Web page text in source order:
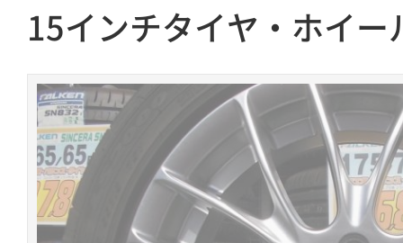
15インチタイヤ・ホイー